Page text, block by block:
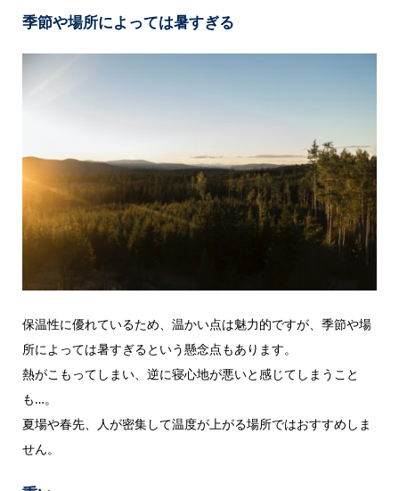
季節や場所によっては暑すぎる
保温性に優れているため、温かい点は魅力的ですが、季節や場
所によっては暑すぎるという懸念点もあります。
熱がこもってしまい、逆に寝心地が悪いと感じてしまうこと
も…。
夏場や春先、人が密集して温度が上がる場所ではおすすめしま
せん。